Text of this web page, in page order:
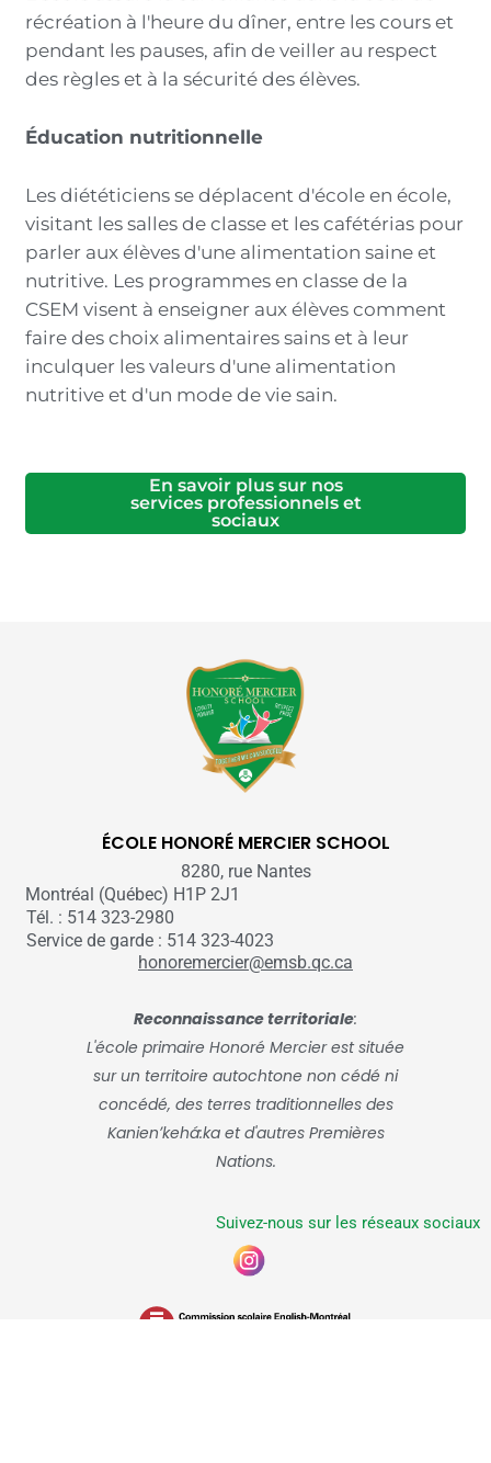
récréation à l'heure du dîner, entre les cours et
pendant les pauses, afin de veiller au respect
des règles et à la sécurité des élèves.
Éducation nutritionnelle
Les diététiciens se déplacent d'école en école,
visitant les salles de classe et les cafétérias pour
parler aux élèves d'une alimentation saine et
nutritive. Les programmes en classe de la
CSEM visent à enseigner aux élèves comment
faire des choix alimentaires sains et à leur
inculquer les valeurs d'une alimentation
nutritive et d'un mode de vie sain.
En savoir plus sur nos
services professionnels et
sociaux
ÉCOLE HONORÉ MERCIER SCHOOL
8280, rue Nantes
Montréal (Québec) H1P 2J1
Tél. : 514 323-2980
Service de garde : 514 323-4023
honoremercier@emsb.qc.ca
Reconnaissance territoriale:
L'école primaire Honoré Mercier est située
sur un territoire autochtone non cédé ni
concédé, des terres traditionnelles des
Kanienʼkehá:ka et d'autres Premières
Nations.
Suivez-nous sur les réseaux sociaux